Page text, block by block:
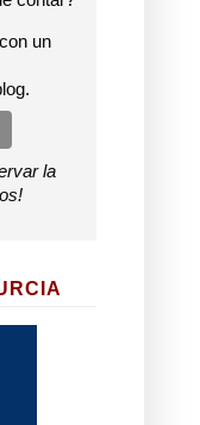
un
la